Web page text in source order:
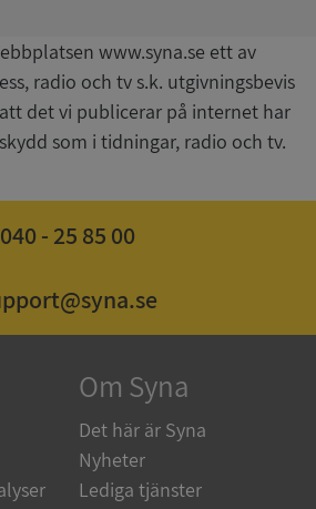
www.syna.se ett av
radio och tv s.k. utgivningsbevis
det vi publicerar på internet har
som i tidningar, radio och tv.
040 - 25 85 00
Om Syna
Det här är Syna
Nyheter
Lediga tjänster
de.syna.se
.syna.se